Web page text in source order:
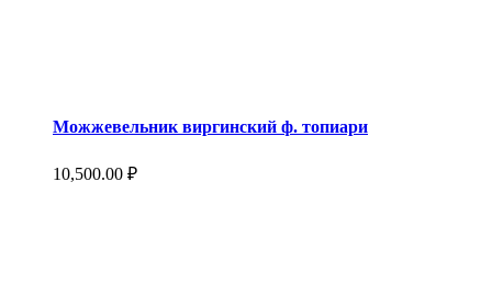
Можжевельник виргинский ф. топиари
10,500.00 ₽